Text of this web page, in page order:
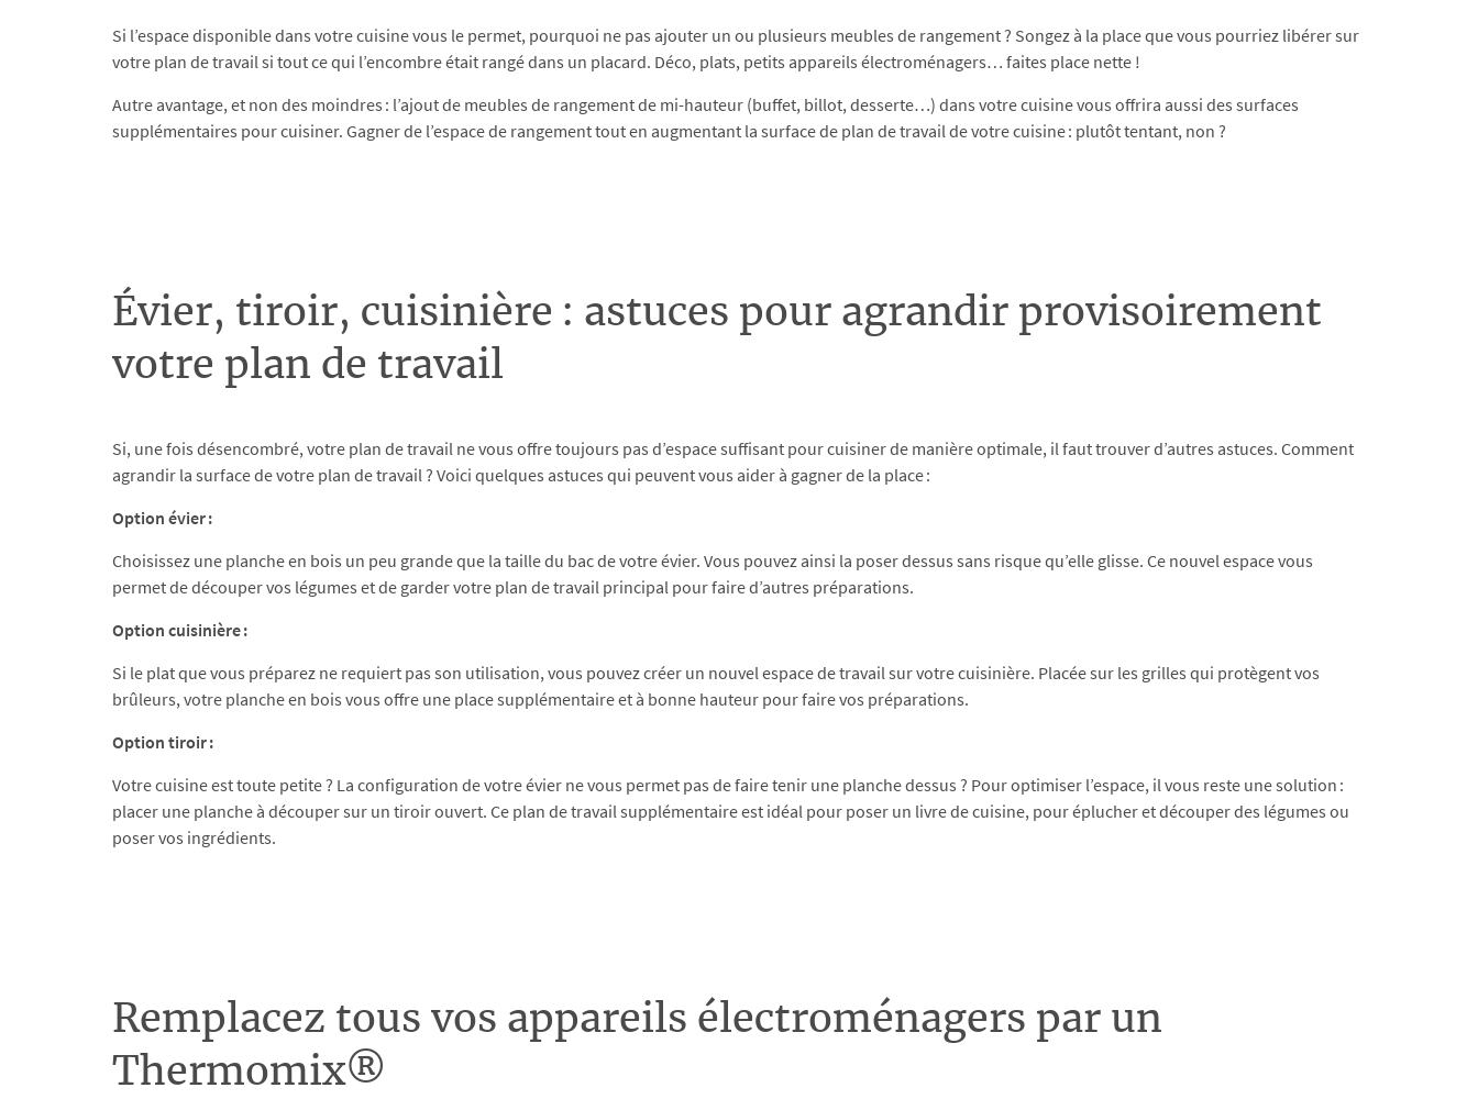
Si l’espace disponible dans votre cuisine vous le permet, pourquoi ne pas ajouter un ou plusieurs meubles de rangement ? Songez à la place que vous pourriez libérer sur
votre plan de travail si tout ce qui l’encombre était rangé dans un placard. Déco, plats, petits appareils électroménagers… faites place nette !
Autre avantage, et non des moindres : l’ajout de meubles de rangement de mi-hauteur (buffet, billot, desserte…) dans votre cuisine vous offrira aussi des surfaces
supplémentaires pour cuisiner. Gagner de l’espace de rangement tout en augmentant la surface de plan de travail de votre cuisine : plutôt tentant, non ?
Évier, tiroir, cuisinière : astuces pour agrandir provisoirement
votre plan de travail
Si, une fois désencombré, votre plan de travail ne vous offre toujours pas d’espace suffisant pour cuisiner de manière optimale, il faut trouver d’autres astuces. Comment
agrandir la surface de votre plan de travail ? Voici quelques astuces qui peuvent vous aider à gagner de la place :
Option évier :
Choisissez une planche en bois un peu grande que la taille du bac de votre évier. Vous pouvez ainsi la poser dessus sans risque qu’elle glisse. Ce nouvel espace vous
permet de découper vos légumes et de garder votre plan de travail principal pour faire d’autres préparations.
Option cuisinière :
Si le plat que vous préparez ne requiert pas son utilisation, vous pouvez créer un nouvel espace de travail sur votre cuisinière. Placée sur les grilles qui protègent vos
brûleurs, votre planche en bois vous offre une place supplémentaire et à bonne hauteur pour faire vos préparations.
Option tiroir :
Votre cuisine est toute petite ? La configuration de votre évier ne vous permet pas de faire tenir une planche dessus ? Pour optimiser l’espace, il vous reste une solution :
placer une planche à découper sur un tiroir ouvert. Ce plan de travail supplémentaire est idéal pour poser un livre de cuisine, pour éplucher et découper des légumes ou
poser vos ingrédients.
Remplacez tous vos appareils électroménagers par un
Thermomix®